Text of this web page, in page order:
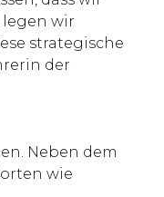
legen wir
strategische
der
Neben dem
wie